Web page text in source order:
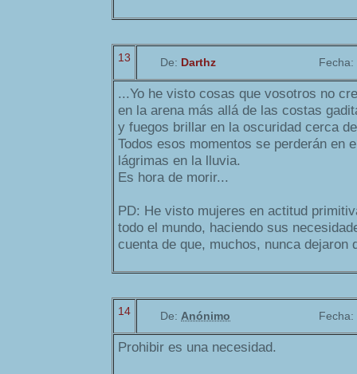
13 De: Darthz Fecha:
...Yo he visto cosas que vosotros no
en la arena más allá de las costas
y fuegos brillar en la oscuridad cerca
Todos esos momentos se perderán en
lágrimas en la lluvia.
Es hora de morir...
PD: He visto mujeres en actitud
todo el mundo, haciendo sus
cuenta de que, muchos, nunca dejaron
14 De: Anónimo Fecha:
Prohibir es una necesidad.